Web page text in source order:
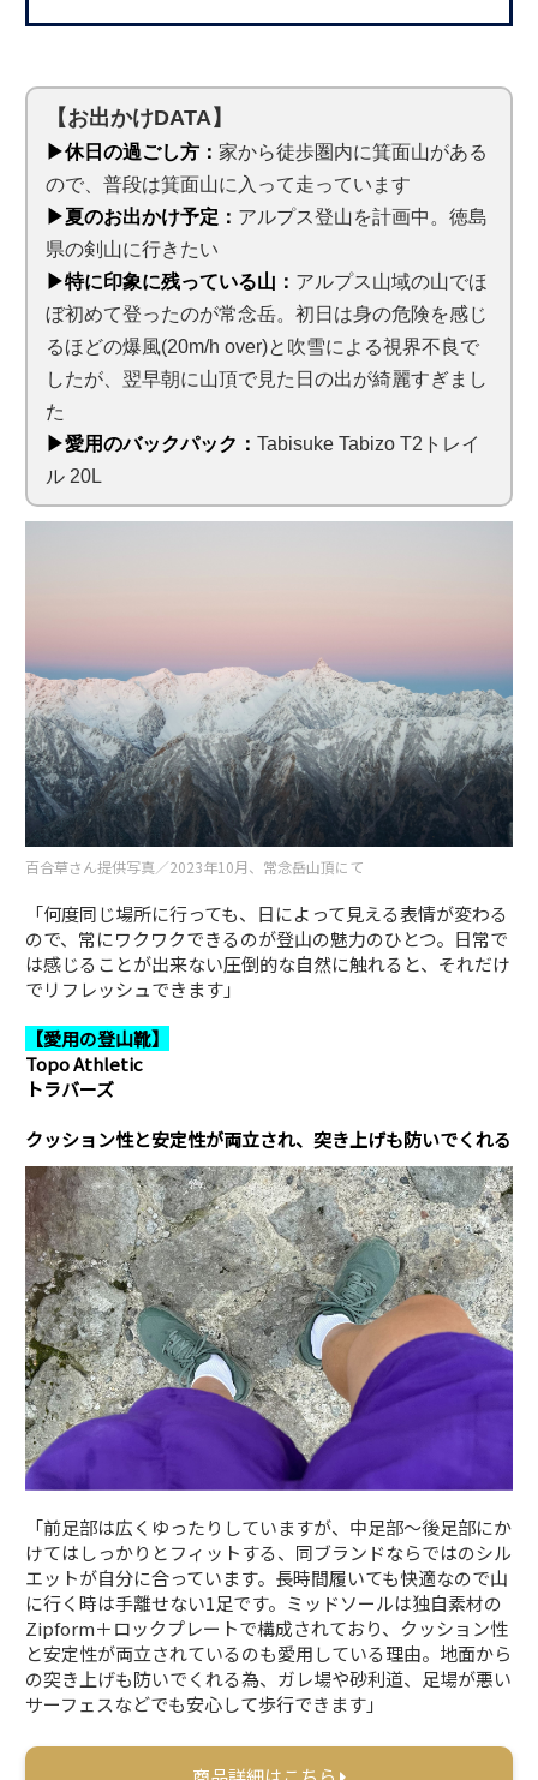
【お出かけDATA】
▶休日の過ごし方：家から徒歩圏内に箕面山がある
ので、普段は箕面山に入って走っています
▶夏のお出かけ予定： アルプス登山を計画中。徳島
県の剣山に行きたい
▶特に印象に残っている山： アルプス山域の山でほ
ぼ初めて登ったのが常念岳。初日は身の危険を感じ
るほどの爆風(20m/h over)と吹雪による視界不良で
したが、翌早朝に山頂で見た日の出が綺麗すぎまし
た
▶愛用のバックパック：Tabisuke Tabizo T2トレイ
ル 20L
百合草さん提供写真／2023年10月、常念岳山頂にて
「何度同じ場所に行っても、日によって見える表情が変わる
ので、常にワクワクできるのが登山の魅力のひとつ。日常で
は感じることが出来ない圧倒的な自然に触れると、それだけ
でリフレッシュできます」
【愛用の登山靴】
Topo Athletic
トラバーズ
クッション性と安定性が両立され、突き上げも防いでくれる
「前足部は広くゆったりしていますが、中足部～後足部にか
けてはしっかりとフィットする、同ブランドならではのシル
エットが自分に合っています。長時間履いても快適なので山
に行く時は手離せない1足です。ミッドソールは独自素材の
Zipform＋ロックプレートで構成されており、クッション性
と安定性が両立されているのも愛用している理由。地面から
の突き上げも防いでくれる為、ガレ場や砂利道、足場が悪い
サーフェスなどでも安心して歩行できます」